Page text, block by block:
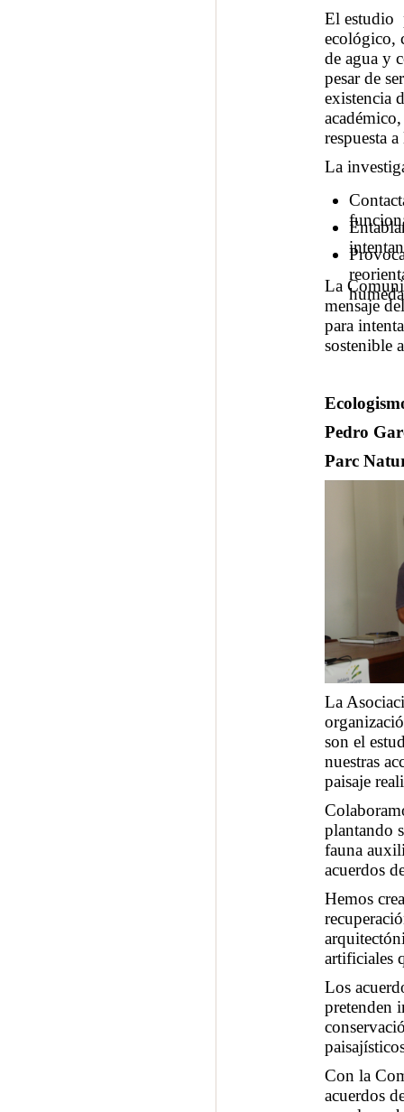
El estudio
ecológico,
de agua y
pesar de
existencia
respuesta
La
La
mensaje
para
sostenible
Pedro
Parc
La
son el
nuestras
paisaje
plantando
fauna
acuerdos
Hemos
artificiales
Los
pretenden
Con la
acuerdos